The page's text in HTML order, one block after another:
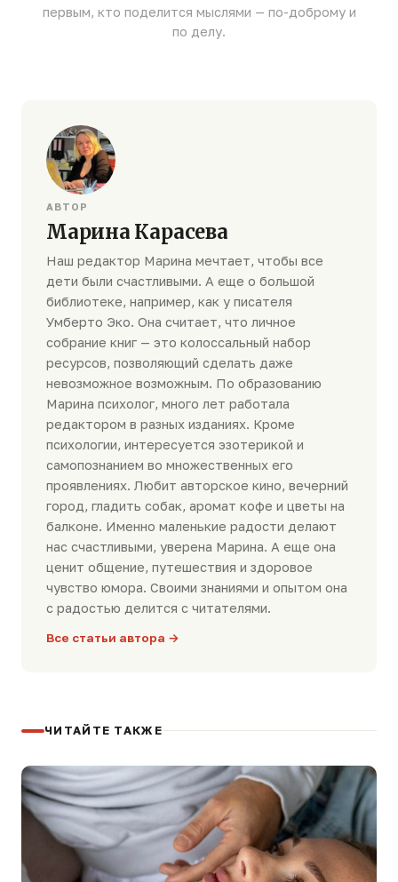
первым, кто поделится мыслями — по-доброму и
по делу.
АВТОР
Марина Карасева
Наш редактор Марина мечтает, чтобы все
дети были счастливыми. А еще о большой
библиотеке, например, как у писателя
Умберто Эко. Она считает, что личное
собрание книг — это колоссальный набор
ресурсов, позволяющий сделать даже
невозможное возможным. По образованию
Марина психолог, много лет работала
редактором в разных изданиях. Кроме
психологии, интересуется эзотерикой и
самопознанием во множественных его
проявлениях. Любит авторское кино, вечерний
город, гладить собак, аромат кофе и цветы на
балконе. Именно маленькие радости делают
нас счастливыми, уверена Марина. А еще она
ценит общение, путешествия и здоровое
чувство юмора. Своими знаниями и опытом она
с радостью делится с читателями.
Все статьи автора →
ЧИТАЙТЕ ТАКЖЕ